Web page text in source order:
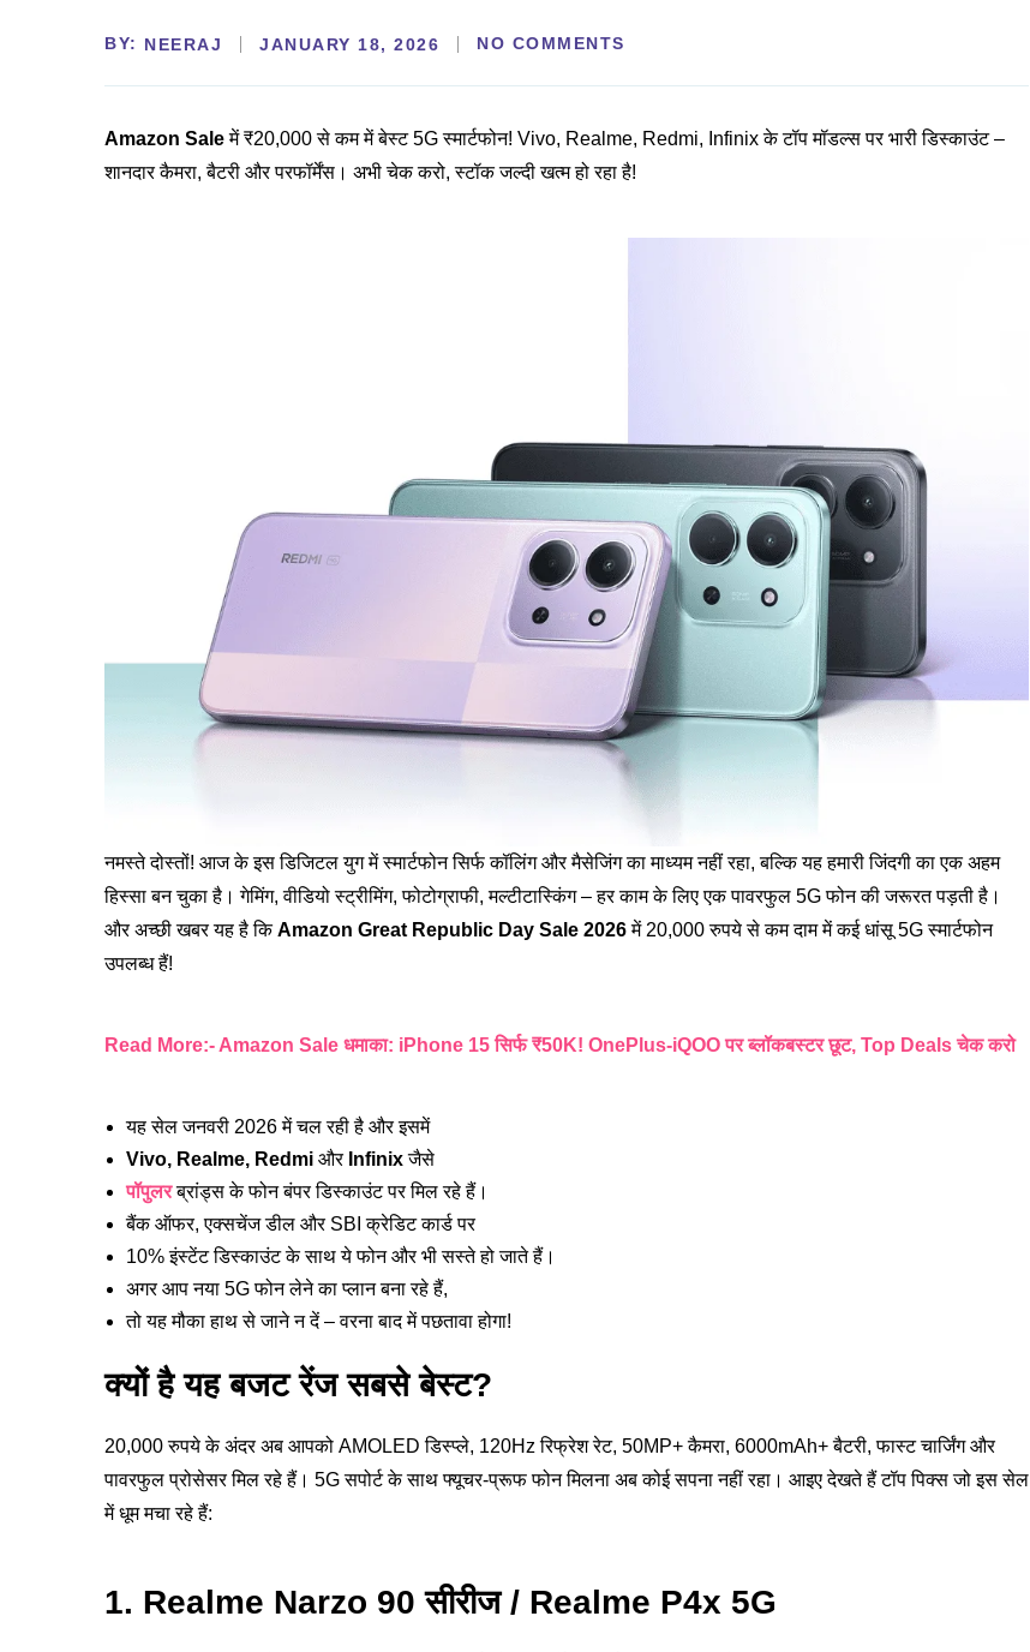
BY: NEERAJ JANUARY 18, 2026 NO COMMENTS
Amazon Saleमें ₹20,000 से कम में बेस्ट 5G स्मार्टफोन! Vivo, Realme, Redmi, Infinix के टॉप मॉडल्स पर भारी डिस्काउंट –
शानदार कैमरा, बैटरी और परफॉर्मेंस। अभी चेक करो, स्टॉक जल्दी खत्म हो रहा है!
नमस्ते दोस्तों! आज के इस डिजिटल युग में स्मार्टफोन सिर्फ कॉलिंग और मैसेजिंग का माध्यम नहीं रहा, बल्कि यह हमारी जिंदगी का एक अहम
हिस्सा बन चुका है। गेमिंग, वीडियो स्ट्रीमिंग, फोटोग्राफी, मल्टीटास्किंग – हर काम के लिए एक पावरफुल 5G फोन की जरूरत पड़ती है।
और अच्छी खबर यह है किAmazon Great Republic Day Sale 2026में 20,000 रुपये से कम दाम में कई धांसू 5G स्मार्टफोन
उपलब्ध हैं!
Read More:- Amazon Sale धमाका: iPhone 15 सिर्फ ₹50K! OnePlus-iQOO पर ब्लॉकबस्टर छूट, Top Deals चेक करो
यह सेल जनवरी 2026 में चल रही है और इसमें
Vivo, Realme, Redmi और Infinixजैसे
पॉपुलरब्रांड्स के फोन बंपर डिस्काउंट पर मिल रहे हैं।
बैंक ऑफर, एक्सचेंज डील और SBI क्रेडिट कार्ड पर
10% इंस्टेंट डिस्काउंट के साथ ये फोन और भी सस्ते हो जाते हैं।
अगर आप नया 5G फोन लेने का प्लान बना रहे हैं,
तो यह मौका हाथ से जाने न दें – वरना बाद में पछतावा होगा!
क्यों है यह बजट रेंज सबसे बेस्ट?
20,000 रुपये के अंदर अब आपको AMOLED डिस्प्ले, 120Hz रिफ्रेश रेट, 50MP+ कैमरा, 6000mAh+ बैटरी, फास्ट चार्जिंग और
पावरफुल प्रोसेसर मिल रहे हैं। 5G सपोर्ट के साथ फ्यूचर-प्रूफ फोन मिलना अब कोई सपना नहीं रहा। आइए देखते हैं टॉप पिक्स जो इस सेल
में धूम मचा रहे हैं:
1. Realme Narzo 90 सीरीज / Realme P4x 5G